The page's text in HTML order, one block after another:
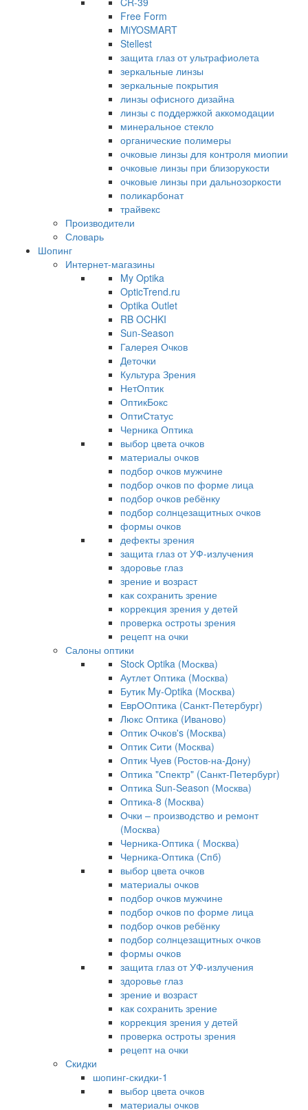
Free Form
MiYOSMART
Stellest
защита глаз от ультрафиолета
зеркальные линзы
зеркальные покрытия
линзы офисного дизайна
линзы с поддержкой аккомодации
минеральное стекло
органические полимеры
очковые линзы для контроля миопии
очковые линзы при близорукости
очковые линзы при дальнозоркости
поликарбонат
трайвекс
Производители
Словарь
Шопинг
Интернет-магазины
My Optika
OpticTrend.ru
Optika Outlet
RB OCHKI
Sun-Season
Галерея Очков
Деточки
Культура Зрения
НетОптик
ОптикБокс
ОптиСтатус
Черника Оптика
выбор цвета очков
материалы очков
подбор очков мужчине
подбор очков по форме лица
подбор очков ребёнку
подбор солнцезащитных очков
формы очков
дефекты зрения
защита глаз от УФ-излучения
здоровье глаз
зрение и возраст
как сохранить зрение
коррекция зрения у детей
проверка остроты зрения
рецепт на очки
Салоны оптики
Stock Optika (Москва)
Аутлет Оптика (Москва)
Бутик My-Optika (Москва)
ЕврООптика (Санкт-Петербург)
Люкс Оптика (Иваново)
Оптик Очков's (Москва)
Оптик Сити (Москва)
Оптик Чуев (Ростов-на-Дону)
Оптика "Спектр" (Санкт-Петербург)
Оптика Sun-Season (Москва)
Оптика-8 (Москва)
Очки – производство и ремонт
(Москва)
Черника-Оптика ( Москва)
Черника-Оптика (Спб)
выбор цвета очков
материалы очков
подбор очков мужчине
подбор очков по форме лица
подбор очков ребёнку
подбор солнцезащитных очков
формы очков
защита глаз от УФ-излучения
здоровье глаз
зрение и возраст
как сохранить зрение
коррекция зрения у детей
проверка остроты зрения
рецепт на очки
Скидки
шопинг-скидки-1
выбор цвета очков
материалы очков